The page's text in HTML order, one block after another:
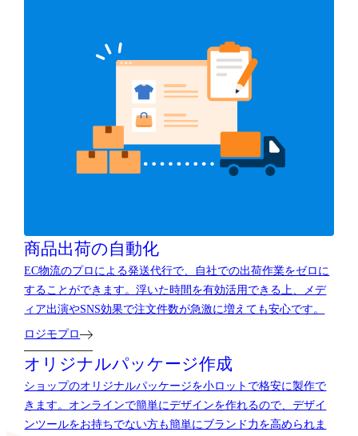
商品出荷の自動化
EC物流のプロによる発送代行で、自社での出荷作業をゼロに
することができます。浮いた時間を有効活用できる上、メデ
ィア出演やSNS効果で注文件数が急激に増えても安心です。
ロジモプロ
オリジナルパッケージ作成
ショップのオリジナルパッケージを小ロットで格安に製作で
きます。オンラインで簡単にデザインを作れるので、デザイ
ンツールをお持ちでない方も簡単にブランド力を高められま